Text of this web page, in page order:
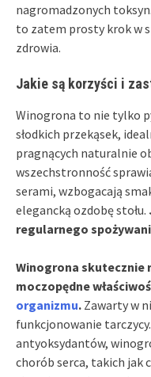
nagromadzonych
to zatem prosty krok w
zdrowia.
Jakie są korzyści i
Winogrona to nie tylko
słodkich przekąsek,
pragnących naturalnie
wszechstronność
serami, wzbogacają
elegancką ozdobę stołu.
regularnego
Winogrona skutecznie
moczopędne
organizmu. Zawarty w
funkcjonowanie
antyoksydantów,
chorób serca, takich jak